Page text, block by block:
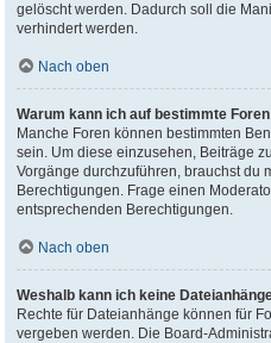
gelöscht werden. Dadurch soll die
verhindert werden.
Nach oben
Warum kann ich auf bestimmte
Manche Foren können bestimmten
sein. Um diese einzusehen, Beiträge
Vorgänge durchzuführen, brauchst du
Berechtigungen. Frage einen
entsprechenden Berechtigungen.
Nach oben
Weshalb kann ich keine
Rechte für Dateianhänge können für
vergeben werden. Die Board-